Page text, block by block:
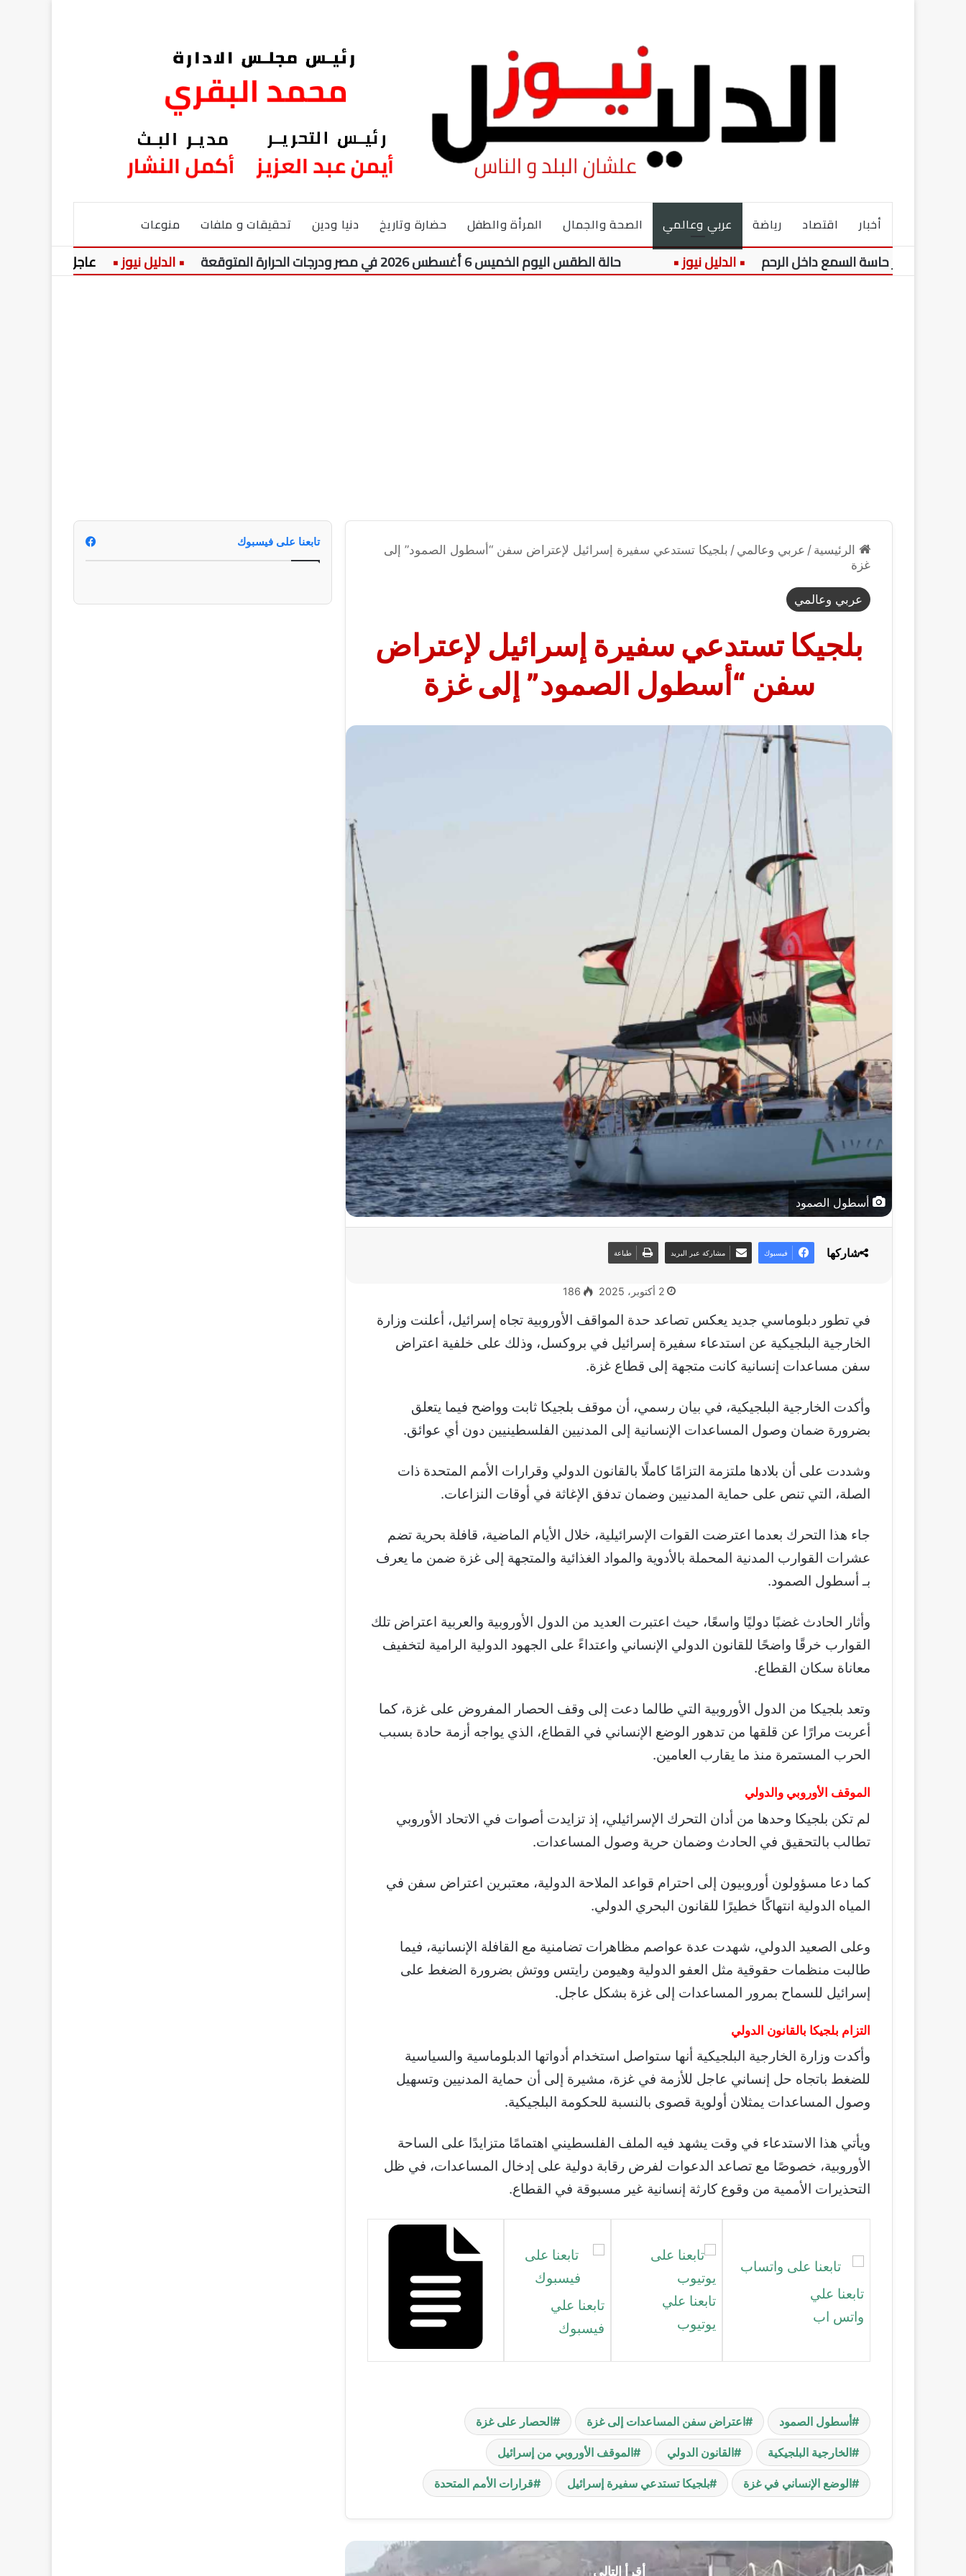
أخبار اقتصاد رياضة عربي وعالمي الصحة والجمال المرأة والطفل حضارة وتاريخ دنيا ودين تحقيقات و ملفات منوعات
حاسة السمع داخل الرحم حالة الطقس اليوم الخميس 6 أغسطس 2026 في مصر ودرجات الحرارة المتوقعة عاجل:
الرئيسية / عربي وعالمي / بلجيكا تستدعي سفيرة إسرائيل لإعتراض سفن “أسطول الصمود” إلى
غزة
عربي وعالمي
بلجيكا تستدعي سفيرة إسرائيل لإعتراض
سفن “أسطول الصمود” إلى غزة
أسطول الصمود
2 أكتوبر، 2025 186
في تطور دبلوماسي جديد يعكس تصاعد حدة المواقف الأوروبية تجاه إسرائيل، أعلنت وزارة
الخارجية البلجيكية عن استدعاء سفيرة إسرائيل في بروكسل، وذلك على خلفية اعتراض
سفن مساعدات إنسانية كانت متجهة إلى قطاع غزة.
وأكدت الخارجية البلجيكية، في بيان رسمي، أن موقف بلجيكا ثابت وواضح فيما يتعلق
بضرورة ضمان وصول المساعدات الإنسانية إلى المدنيين الفلسطينيين دون أي عوائق.
وشددت على أن بلادها ملتزمة التزامًا كاملًا بالقانون الدولي وقرارات الأمم المتحدة ذات
الصلة، التي تنص على حماية المدنيين وضمان تدفق الإغاثة في أوقات النزاعات.
جاء هذا التحرك بعدما اعترضت القوات الإسرائيلية، خلال الأيام الماضية، قافلة بحرية تضم
عشرات القوارب المدنية المحملة بالأدوية والمواد الغذائية والمتجهة إلى غزة ضمن ما يعرف
بـ أسطول الصمود.
وأثار الحادث غضبًا دوليًا واسعًا، حيث اعتبرت العديد من الدول الأوروبية والعربية اعتراض تلك
القوارب خرقًا واضحًا للقانون الدولي الإنساني واعتداءً على الجهود الدولية الرامية لتخفيف
معاناة سكان القطاع.
وتعد بلجيكا من الدول الأوروبية التي طالما دعت إلى وقف الحصار المفروض على غزة، كما
أعربت مرارًا عن قلقها من تدهور الوضع الإنساني في القطاع، الذي يواجه أزمة حادة بسبب
الحرب المستمرة منذ ما يقارب العامين.
الموقف الأوروبي والدولي
لم تكن بلجيكا وحدها من أدان التحرك الإسرائيلي، إذ تزايدت أصوات في الاتحاد الأوروبي
تطالب بالتحقيق في الحادث وضمان حرية وصول المساعدات.
كما دعا مسؤولون أوروبيون إلى احترام قواعد الملاحة الدولية، معتبرين اعتراض سفن في
المياه الدولية انتهاكًا خطيرًا للقانون البحري الدولي.
وعلى الصعيد الدولي، شهدت عدة عواصم مظاهرات تضامنية مع القافلة الإنسانية، فيما
طالبت منظمات حقوقية مثل العفو الدولية وهيومن رايتس ووتش بضرورة الضغط على
إسرائيل للسماح بمرور المساعدات إلى غزة بشكل عاجل.
التزام بلجيكا بالقانون الدولي
وأكدت وزارة الخارجية البلجيكية أنها ستواصل استخدام أدواتها الدبلوماسية والسياسية
للضغط باتجاه حل إنساني عاجل للأزمة في غزة، مشيرة إلى أن حماية المدنيين وتسهيل
وصول المساعدات يمثلان أولوية قصوى بالنسبة للحكومة البلجيكية.
ويأتي هذا الاستدعاء في وقت يشهد فيه الملف الفلسطيني اهتمامًا متزايدًا على الساحة
الأوروبية، خصوصًا مع تصاعد الدعوات لفرض رقابة دولية على إدخال المساعدات، في ظل
التحذيرات الأممية من وقوع كارثة إنسانية غير مسبوقة في القطاع.
تابعنا علي
واتس اب
تابعنا علي
يوتيوب
تابعنا علي
فيسبوك
أسطول الصمود اعتراض سفن المساعدات إلى غزة الحصار على غزة
الخارجية البلجيكية القانون الدولي الموقف الأوروبي من إسرائيل
الوضع الإنساني في غزة بلجيكا تستدعي سفيرة إسرائيل قرارات الأمم المتحدة
شاركها فيسبوك مشاركة عبر البريد طباعة
أقرأ التالي
تابعنا على فيسبوك